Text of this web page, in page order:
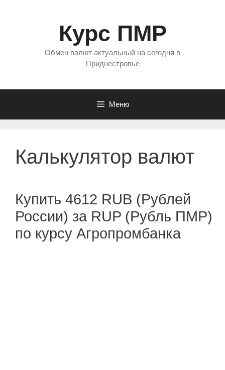
Курс ПМР
Обмен валют актуальный на сегодня в
Приднестровье
Меню
Калькулятор валют
Купить 4612 RUB (Рублей
России) за RUP (Рубль ПМР)
по курсу Агропромбанка